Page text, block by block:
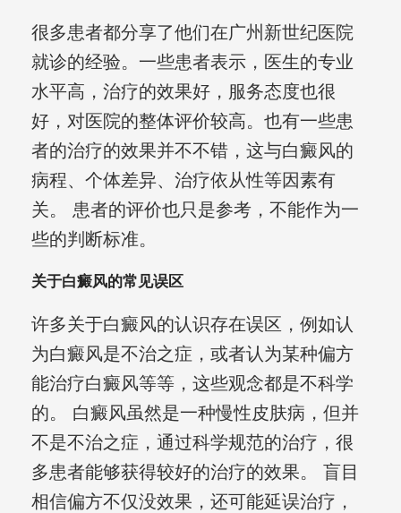
很多患者都分享了他们在广州新世纪医院
就诊的经验。一些患者表示，医生的专业
水平高，治疗的效果好，服务态度也很
好，对医院的整体评价较高。也有一些患
者的治疗的效果并不不错，这与白癜风的
病程、个体差异、治疗依从性等因素有
关。 患者的评价也只是参考，不能作为一
些的判断标准。
关于白癜风的常见误区
许多关于白癜风的认识存在误区，例如认
为白癜风是不治之症，或者认为某种偏方
能治疗白癜风等等，这些观念都是不科学
的。 白癜风虽然是一种慢性皮肤病，但并
不是不治之症，通过科学规范的治疗，很
多患者能够获得较好的治疗的效果。 盲目
相信偏方不仅没效果，还可能延误治疗，